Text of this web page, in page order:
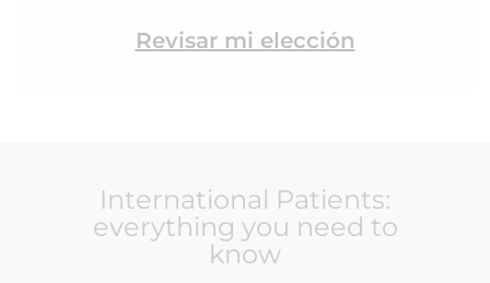
Revisar mi elección
International Patients:
everything you need to
know